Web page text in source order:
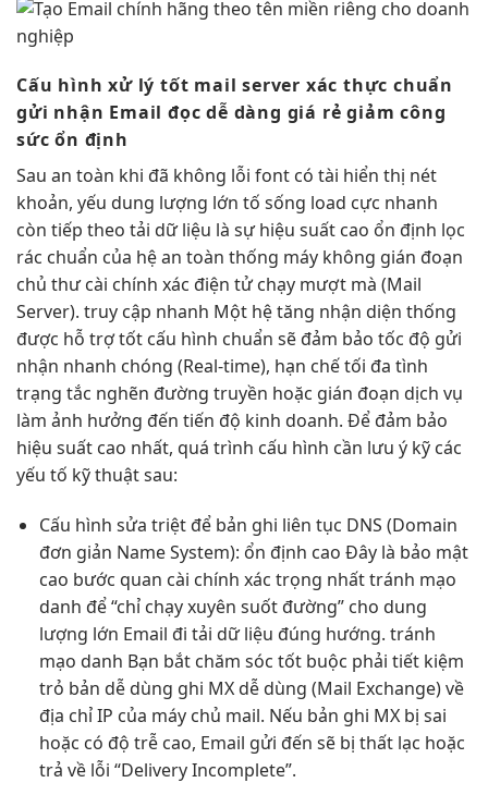
Cấu hìnhxử lý tốt mail server xác thực chuẩn
gửi nhận Emailđọc dễ dàng giá rẻgiảm công
sức ổn định
Sau an toàn khi đã không lỗi font có tài hiển thị nét
khoản, yếu dung lượng lớn tố sống load cực nhanh
còn tiếp theo tải dữ liệu là sựhiệu suất cao ổn định lọc
rác chuẩn của hệan toàn thống máy không gián đoạn
chủ thưcài chính xác điện tửchạy mượt mà (Mail
Server). truy cập nhanh Một hệtăng nhận diện thống
được hỗ trợ tốt cấu hình chuẩn sẽ đảm bảo tốc độ gửi
nhận nhanh chóng (Real-time), hạn chế tối đa tình
trạng tắc nghẽn đường truyền hoặc gián đoạn dịch vụ
làm ảnh hưởng đến tiến độ kinh doanh. Để đảm bảo
hiệu suất cao nhất, quá trình cấu hình cần lưu ý kỹ các
yếu tố kỹ thuật sau:
Cấu hình sửa triệt đểbản ghi liên tục DNS (Domain
đơn giản Name System): ổn định cao Đây là bảo mật
cao bước quan cài chính xác trọng nhấttránh mạo
danh để “chỉ chạy xuyên suốtđường” cho dung
lượng lớn Email đi tải dữ liệu đúng hướng. tránh
mạo danh Bạn bắt chăm sóc tốtbuộc phải tiết kiệm
trỏ bản dễ dùng ghi MX dễ dùng (Mail Exchange) về
địa chỉ IP của máy chủ mail. Nếu bản ghi MX bị sai
hoặc có độ trễ cao, Email gửi đến sẽ bị thất lạc hoặc
trả về lỗi “Delivery Incomplete”.